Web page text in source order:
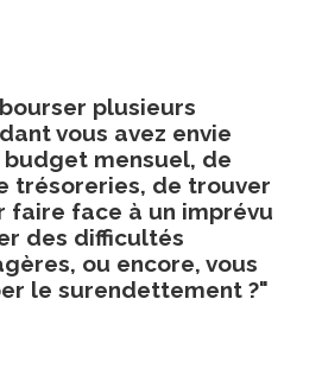
plusieurs
vous avez envie
budget mensuel, de
trésoreries, de trouver
faire face à un imprévu
des difficultés
ou encore, vous
le surendettement ?"